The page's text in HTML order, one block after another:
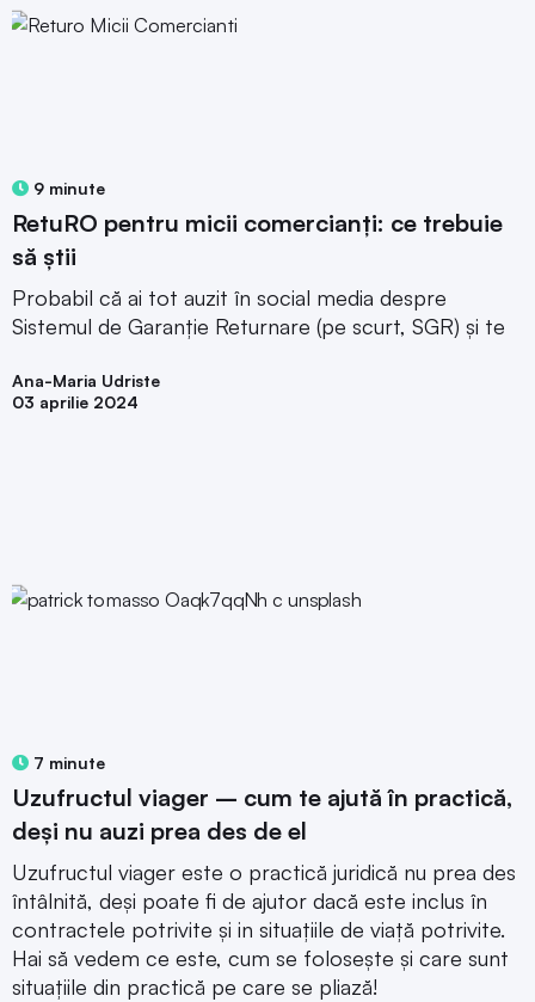
9 minute
RetuRO pentru micii comercianți: ce trebuie
să știi
Probabil că ai tot auzit în social media despre
Sistemul de Garanție Returnare (pe scurt, SGR) și te
Ana-Maria Udriste
03 aprilie 2024
7 minute
Uzufructul viager – cum te ajută în practică,
deși nu auzi prea des de el
Uzufructul viager este o practică juridică nu prea des
întâlnită, deși poate fi de ajutor dacă este inclus în
contractele potrivite și in situațiile de viață potrivite.
Hai să vedem ce este, cum se folosește și care sunt
situațiile din practică pe care se pliază!